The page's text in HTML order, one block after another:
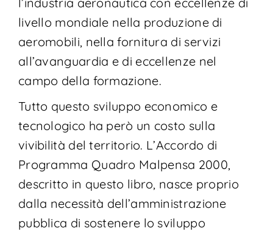
livello mondiale nella produzione di
aeromobili, nella fornitura di servizi
all’avanguardia e di eccellenze nel
campo della formazione.
Tutto questo sviluppo economico e
tecnologico ha però un costo sulla
vivibilità del territorio. L’Accordo di
Programma Quadro Malpensa 2000,
descritto in questo libro, nasce proprio
dalla necessità dell’amministrazione
pubblica di sostenere lo sviluppo